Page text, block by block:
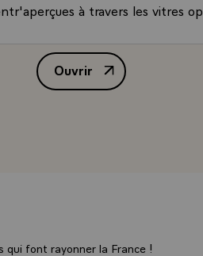
à travers les vitres
à supporter parce qu'on ne voit
a été tellement absorbé et
effet, on est en dehors de la vie
ailleurs et qu'ensuite il existe
de sa vie antérieure.\
Ouvrir
Interview de M. Valéry
qui font rayonner la France !